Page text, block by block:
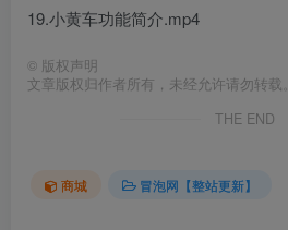
19.小黄车功能简介.mp4
© 版权声明
文章版权归作者所有，未经允许请勿转载。
THE END
商城 冒泡网【整站更新】